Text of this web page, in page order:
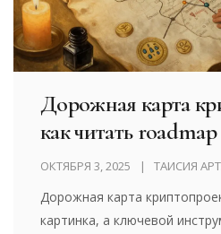
Дорожная карта
как читать
ОКТЯБРЯ 3, 2025 ТАИСИЯ
Дорожная карта
картинка, а ключевой